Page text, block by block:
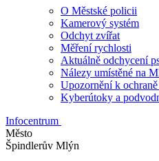
O Městské policii
Kamerový systém
Odchyt zvířat
Měření rychlosti
Aktuálně odchycení
Nálezy umístěné na
Upozornění k
Kyberútoky a
Infocentrum
Město
Špindlerův Mlýn